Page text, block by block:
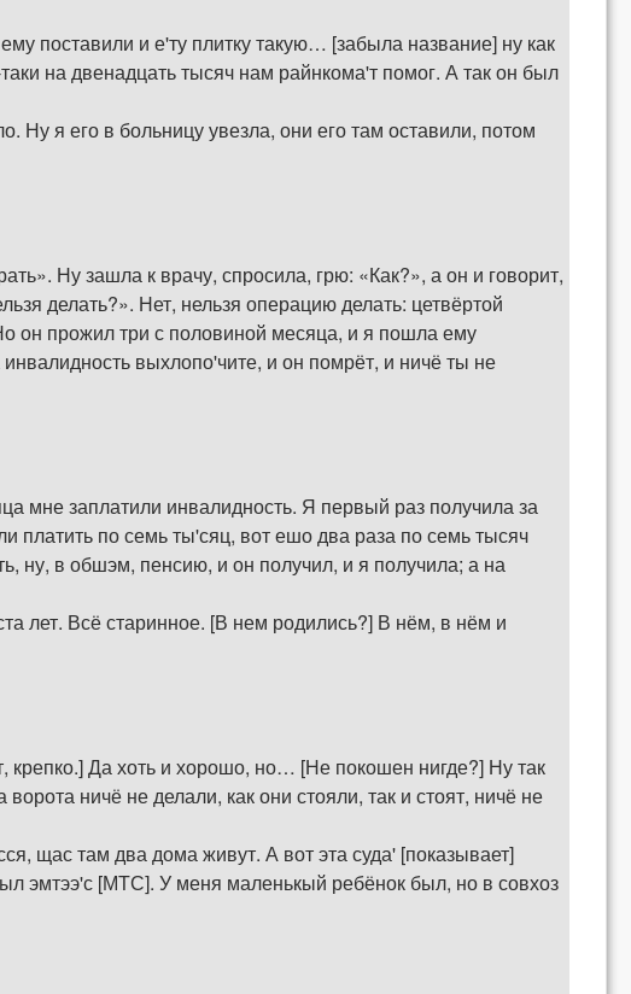
поставили и е'ту плитку такую… [забыла название] ну как
на двенадцать тысяч нам райнкома'т помог. А так он был
Ну я его в больницу увезла, они его там оставили, потом
Ну зашла к врачу, спросила, грю: «Как?», а он и говорит,
делать?». Нет, нельзя операцию делать: цетвёртой
он прожил три с половиной месяца, и я пошла ему
выхлопо'чите, и он помрёт, и ничё ты не
мне заплатили инвалидность. Я первый раз получила за
платить по семь ты'сяц, вот ешо два раза по семь тысяч
ну, в обшэм, пенсию, и он получил, и я получила; а на
лет. Всё старинное. [В нем родились?] В нём, в нём и
крепко.] Да хоть и хорошо, но… [Не покошен нигде?] Ну так
ничё не делали, как они стояли, так и стоят, ничё не
щас там два дома живут. А вот эта суда' [показывает]
эмтээ'с [МТС]. У меня маленькый ребёнок был, но в совхоз